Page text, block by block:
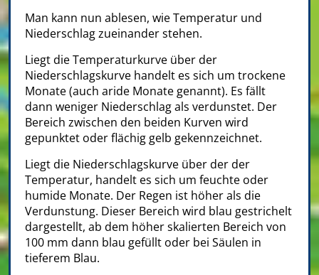
Man kann nun ablesen, wie Temperatur und
Niederschlag zueinander stehen.
Liegt die Temperaturkurve über der
Niederschlagskurve handelt es sich um trockene
Monate (auch aride Monate genannt). Es fällt
dann weniger Niederschlag als verdunstet. Der
Bereich zwischen den beiden Kurven wird
gepunktet oder flächig gelb gekennzeichnet.
Liegt die Niederschlagskurve über der der
Temperatur, handelt es sich um feuchte oder
humide Monate. Der Regen ist höher als die
Verdunstung. Dieser Bereich wird blau gestrichelt
dargestellt, ab dem höher skalierten Bereich von
100 mm dann blau gefüllt oder bei Säulen in
tieferem Blau.